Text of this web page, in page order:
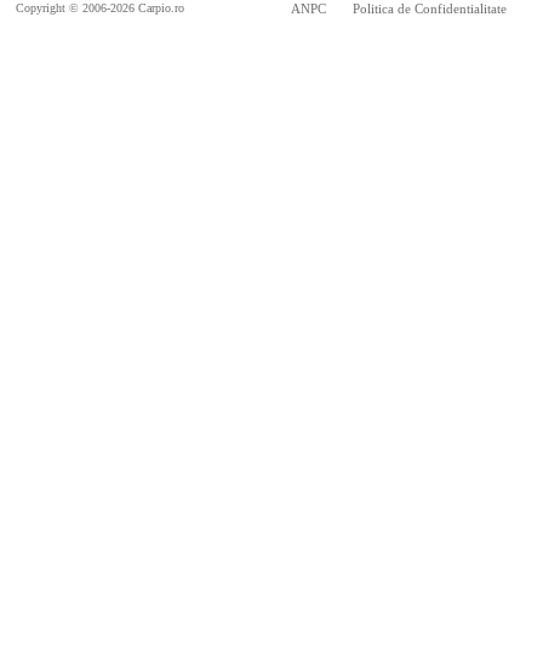
Copyright © 2006-2026 Carpio.ro ANPC Politica de Confidentialitate